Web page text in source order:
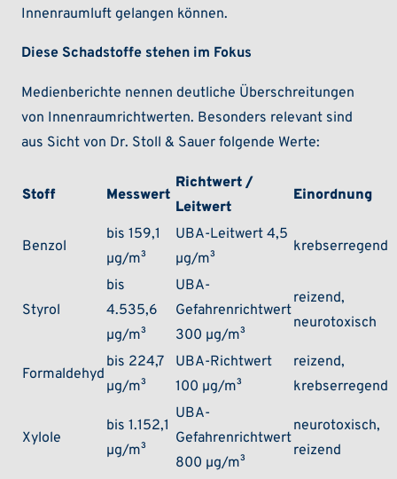
Innenraumluft gelangen können.
Diese Schadstoffe stehen im Fokus
Medienberichte nennen deutliche Überschreitungen
von Innenraumrichtwerten. Besonders relevant sind
aus Sicht von Dr. Stoll & Sauer folgende Werte:
Stoff Messwert
Richtwert /
Leitwert
Einordnung
Benzol
bis 159,1
µg/m³
UBA-Leitwert 4,5
µg/m³
krebserregend
Styrol
bis
4.535,6
µg/m³
UBA-
Gefahrenrichtwert
300 µg/m³
reizend,
neurotoxisch
Formaldehyd
bis 224,7
µg/m³
UBA-Richtwert
100 µg/m³
reizend,
krebserregend
Xylole
bis 1.152,1
µg/m³
UBA-
Gefahrenrichtwert
800 µg/m³
neurotoxisch,
reizend